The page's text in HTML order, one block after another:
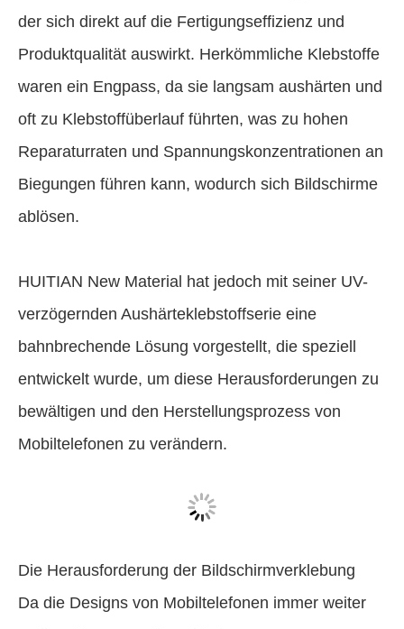
der sich direkt auf die Fertigungseffizienz und
Produktqualität auswirkt. Herkömmliche Klebstoffe
waren ein Engpass, da sie langsam aushärten und
oft zu Klebstoffüberlauf führten, was zu hohen
Reparaturraten und Spannungskonzentrationen an
Biegungen führen kann, wodurch sich Bildschirme
ablösen.
HUITIAN New Material hat jedoch mit seiner UV-
verzögernden Aushärteklebstoffserie eine
bahnbrechende Lösung vorgestellt, die speziell
entwickelt wurde, um diese Herausforderungen zu
bewältigen und den Herstellungsprozess von
Mobiltelefonen zu verändern.
Die Herausforderung der Bildschirmverklebung
Da die Designs von Mobiltelefonen immer weiter